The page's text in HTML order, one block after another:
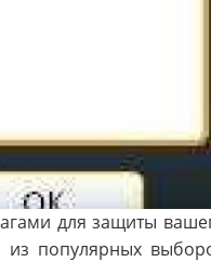
для защиты
популярных